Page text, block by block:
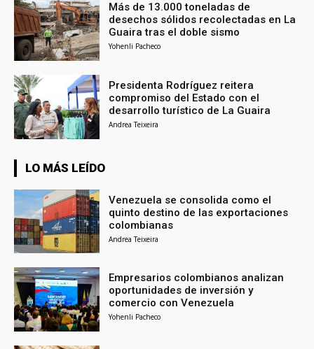
Más de 13.000 toneladas de
desechos sólidos recolectadas en La
Guaira tras el doble sismo
Yohenli Pacheco
Presidenta Rodríguez reitera
compromiso del Estado con el
desarrollo turístico de La Guaira
Andrea Teixeira
LO MÁS LEÍDO
Venezuela se consolida como el
quinto destino de las exportaciones
colombianas
Andrea Teixeira
Empresarios colombianos analizan
oportunidades de inversión y
comercio con Venezuela
Yohenli Pacheco